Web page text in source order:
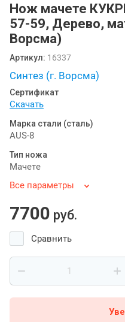
Нож мачете
57-59, Дерево,
Ворсма)
Артикул: 16337
Синтез (г. Ворсма)
Сертификат
Скачать
Марка стали (сталь)
AUS-8
Тип ножа
Мачете
Все параметры
7700 руб.
Сравнить